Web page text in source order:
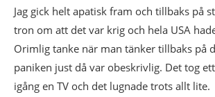
Jag gick helt apatisk fram och tillbaks på
tron om att det var krig och hela USA
Orimlig tanke när man tänker tillbaks på
paniken just då var obeskrivlig. Det tog
igång en TV och det lugnade trots allt lite.